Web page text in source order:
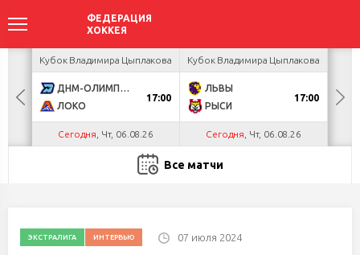
Кубок Владимира Цыплакова
ДНМ-ОЛИМПИК
ЛОКО
17:00
Сегодня , Чт, 06.08.26
Кубок Владимира Цыплакова
ЛЬВЫ
РЫСИ
17:00
Сегодня , Чт, 06.08.26
Все матчи
ЭКСТРАЛИГА ИНТЕРВЬЮ 07 июля 2024